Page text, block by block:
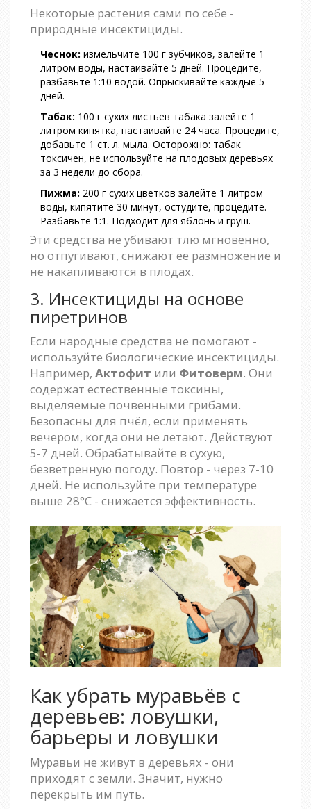
Некоторые растения сами по себе -
природные инсектициды.
Чеснок: измельчите 100 г зубчиков, залейте 1
литром воды, настаивайте 5 дней. Процедите,
разбавьте 1:10 водой. Опрыскивайте каждые 5
дней.
Табак: 100 г сухих листьев табака залейте 1
литром кипятка, настаивайте 24 часа. Процедите,
добавьте 1 ст. л. мыла. Осторожно: табак
токсичен, не используйте на плодовых деревьях
за 3 недели до сбора.
Пижма: 200 г сухих цветков залейте 1 литром
воды, кипятите 30 минут, остудите, процедите.
Разбавьте 1:1. Подходит для яблонь и груш.
Эти средства не убивают тлю мгновенно,
но отпугивают, снижают её размножение и
не накапливаются в плодах.
3. Инсектициды на основе
пиретринов
Если народные средства не помогают -
используйте биологические инсектициды.
Например, Актофит или Фитоверм. Они
содержат естественные токсины,
выделяемые почвенными грибами.
Безопасны для пчёл, если применять
вечером, когда они не летают. Действуют
5-7 дней. Обрабатывайте в сухую,
безветренную погоду. Повтор - через 7-10
дней. Не используйте при температуре
выше 28°C - снижается эффективность.
Как убрать муравьёв с
деревьев: ловушки,
барьеры и ловушки
Муравьи не живут в деревьях - они
приходят с земли. Значит, нужно
перекрыть им путь.